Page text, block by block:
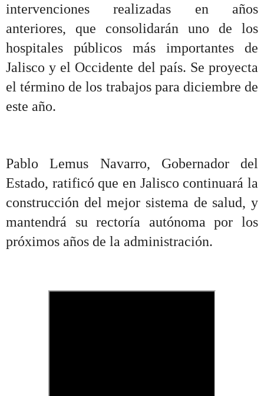
intervenciones realizadas en años
anteriores, que consolidarán uno de los
hospitales públicos más importantes de
Jalisco y el Occidente del país. Se proyecta
el término de los trabajos para diciembre de
este año.
Pablo Lemus Navarro, Gobernador del
Estado, ratificó que en Jalisco continuará la
construcción del mejor sistema de salud, y
mantendrá su rectoría autónoma por los
próximos años de la administración.